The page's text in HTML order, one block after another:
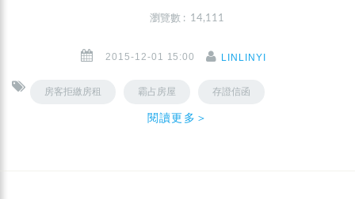
瀏覽數 : 14,111
2015-12-01 15:00 LINLINYI
房客拒繳房租 霸占房屋 存證信函
閱讀更多＞